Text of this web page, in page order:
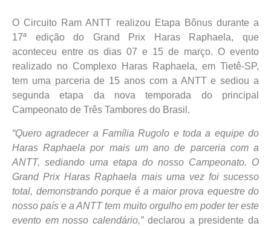
O Circuito Ram ANTT realizou Etapa Bônus durante a
17ª edição do Grand Prix Haras Raphaela, que
aconteceu entre os dias 07 e 15 de março. O evento
realizado no Complexo Haras Raphaela, em Tietê-SP,
tem uma parceria de 15 anos com a ANTT e sediou a
segunda etapa da nova temporada do principal
Campeonato de Três Tambores do Brasil.
“Quero agradecer a Família Rugolo e toda a equipe do
Haras Raphaela por mais um ano de parceria com a
ANTT, sediando uma etapa do nosso Campeonato. O
Grand Prix Haras Raphaela mais uma vez foi sucesso
total, demonstrando porque é a maior prova equestre do
nosso país e a ANTT tem muito orgulho em poder ter este
evento em nosso calendário,”declarou a presidente da